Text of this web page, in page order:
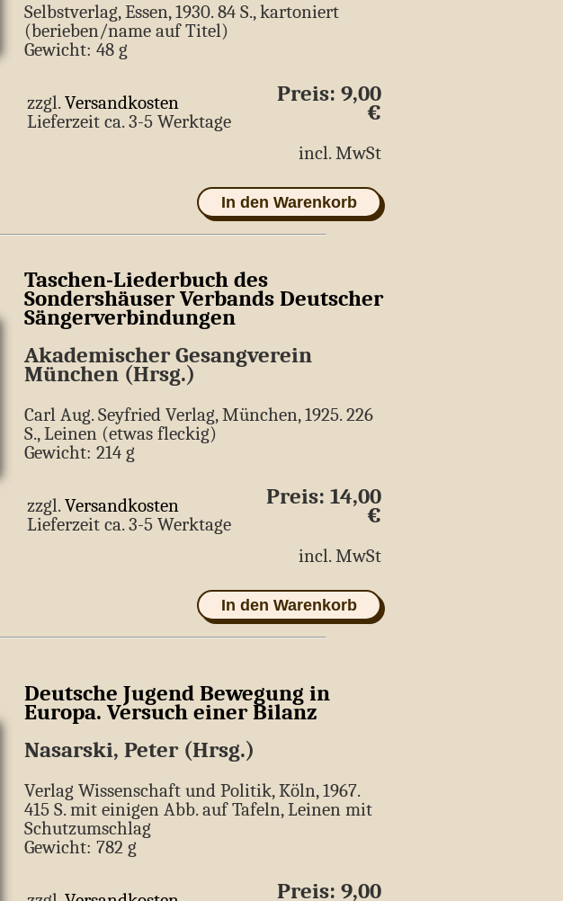
Selbstverlag, Essen, 1930. 84 S., kartoniert
(berieben/name auf Titel)
Gewicht: 48 g
zzgl.Versandkosten
Lieferzeit ca. 3-5 Werktage
Preis: 9,00
€
incl. MwSt
In den Warenkorb
Taschen-Liederbuch des
Sondershäuser Verbands Deutscher
Sängerverbindungen
Akademischer Gesangverein
München (Hrsg.)
Carl Aug. Seyfried Verlag, München, 1925. 226
S., Leinen (etwas fleckig)
Gewicht: 214 g
zzgl.Versandkosten
Lieferzeit ca. 3-5 Werktage
Preis: 14,00
€
incl. MwSt
In den Warenkorb
Deutsche Jugend Bewegung in
Europa. Versuch einer Bilanz
Nasarski, Peter (Hrsg.)
Verlag Wissenschaft und Politik, Köln, 1967.
415 S. mit einigen Abb. auf Tafeln, Leinen mit
Schutzumschlag
Gewicht: 782 g
Preis: 9,00